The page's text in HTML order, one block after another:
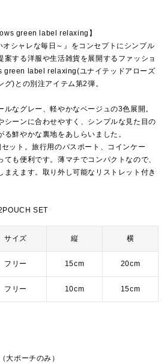
green label relaxing】
オシャレな毎日～』をコンセプトにシンプル
案する洋服や生活雑貨を展開するファッショ
green label relaxing(ユナイテッドアローズ
)との別注アイテム第2弾。
なグレー、軽やかなベージュの3色展開。
シーンに合わせやすく、シンプルな見た目の
鮮やかな裏地をあしらいました。
ット。旅行用のパスポート、コインケー
も便利です。薄マチでコンパクトなので、
まえます。取り外し可能なリストレット付き
SET
サイズ 縦 横
フリー 15cm 20cm
フリー 10cm 15cm
大ポーチのみ）